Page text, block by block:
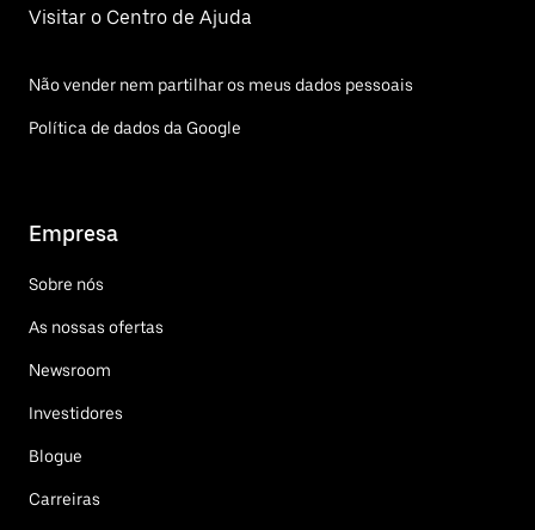
Visitar o Centro de Ajuda
Não vender nem partilhar os meus dados pessoais
Política de dados da Google
Empresa
Sobre nós
As nossas ofertas
Newsroom
Investidores
Blogue
Carreiras